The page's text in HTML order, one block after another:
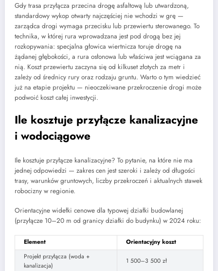
Gdy trasa przyłącza przecina drogę asfaltową lub utwardzoną,
standardowy wykop otwarty najczęściej nie wchodzi w grę —
zarządca drogi wymaga przecisku lub przewiertu sterowanego. To
technika, w której rura wprowadzana jest pod drogą bez jej
rozkopywania: specjalna głowica wiertnicza toruje drogę na
żądanej głębokości, a rura osłonowa lub właściwa jest wciągana za
nią. Koszt przewiertu zaczyna się od kilkuset złotych za metr i
zależy od średnicy rury oraz rodzaju gruntu. Warto o tym wiedzieć
już na etapie projektu — nieoczekiwane przekroczenie drogi może
podwoić koszt całej inwestycji.
Ile kosztuje przyłącze kanalizacyjne
i wodociągowe
Ile kosztuje przyłącze kanalizacyjne? To pytanie, na które nie ma
jednej odpowiedzi — zakres cen jest szeroki i zależy od długości
trasy, warunków gruntowych, liczby przekroczeń i aktualnych stawek
robocizny w regionie.
Orientacyjne widełki cenowe dla typowej działki budowlanej
(przyłącze 10–20 m od granicy działki do budynku) w 2024 roku:
Element
Orientacyjny koszt
Projekt przyłącza (woda +
kanalizacja)
1 500–3 500 zł